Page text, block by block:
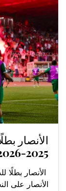
الأنصار
2025-2026
الأنصار على النجمة 2-1، في